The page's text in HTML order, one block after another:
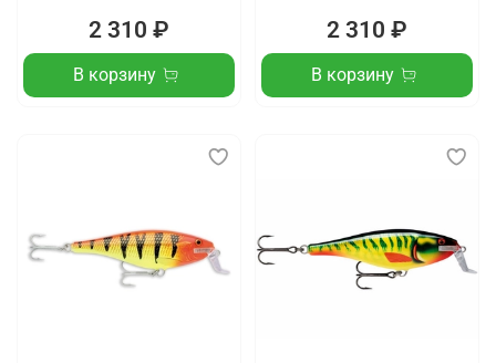
2 310 ₽
В корзину
2 310 ₽
В корзину